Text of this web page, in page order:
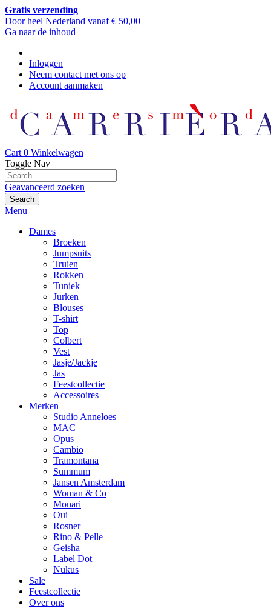
Gratis verzending
Door heel Nederland vanaf € 50,00
Ga naar de inhoud
Inloggen
Neem contact met ons op
Account aanmaken
Cart 0 Winkelwagen
Toggle Nav
Geavanceerd zoeken
Search
Menu
Dames
Broeken
Jumpsuits
Truien
Rokken
Tuniek
Jurken
Blouses
T-shirt
Top
Colbert
Vest
Jasje/Jackje
Jas
Feestcollectie
Accessoires
Merken
Studio Anneloes
MAC
Opus
Cambio
Tramontana
Summum
Jansen Amsterdam
Woman & Co
Monari
Oui
Rosner
Rino & Pelle
Geisha
Label Dot
Nukus
Sale
Feestcollectie
Over ons